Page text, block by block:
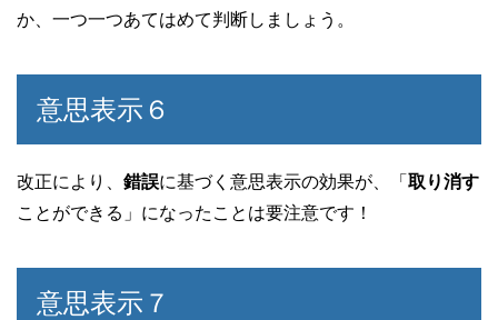
か、一つ一つあてはめて判断しましょう。
意思表示６
改正により、 錯誤に基づく意思表示の効果が、「 取り消す
ことができる」になったことは要注意です！
意思表示７